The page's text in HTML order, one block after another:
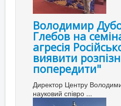
Володимир
Глебов на
агресія
виявити
попередити"
Директор Центру
науковий співро ...